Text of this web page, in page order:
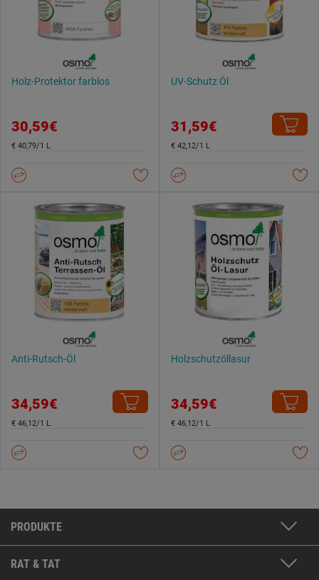
Holz-Protektor farblos
30,59€
€ 40,79/1 L
UV-Schutz Öl
31,59€
€ 42,12/1 L
Anti-Rutsch-Öl
34,59€
€ 46,12/1 L
Holzschutzöllasur
34,59€
€ 46,12/1 L
PRODUKTE
RAT & TAT